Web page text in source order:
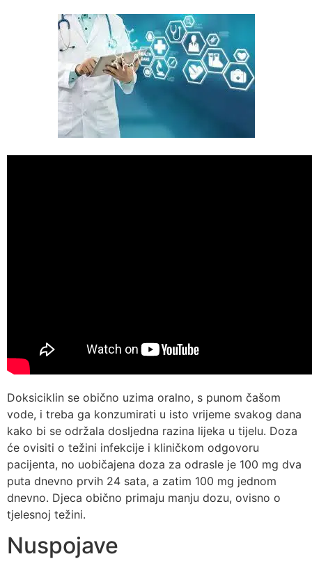
Doksiciklin se obično uzima oralno, s punom čašom
vode, i treba ga konzumirati u isto vrijeme svakog dana
kako bi se održala dosljedna razina lijeka u tijelu. Doza
će ovisiti o težini infekcije i kliničkom odgovoru
pacijenta, no uobičajena doza za odrasle je 100 mg dva
puta dnevno prvih 24 sata, a zatim 100 mg jednom
dnevno. Djeca obično primaju manju dozu, ovisno o
tjelesnoj težini.
Nuspojave